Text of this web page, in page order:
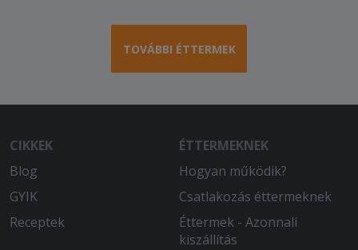
TOVÁBBI ÉTTERMEK
CIKKEK
Blog
GYIK
Receptek
ÉTTERMEKNEK
Hogyan működik?
Csatlakozás éttermeknek
Éttermek - Azonnali
kiszállítás